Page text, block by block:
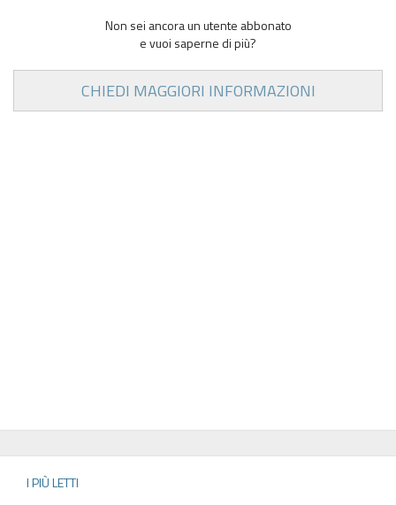
Non sei ancora un utente abbonato
e vuoi saperne di più?
CHIEDI MAGGIORI INFORMAZIONI
I PIÙ LETTI